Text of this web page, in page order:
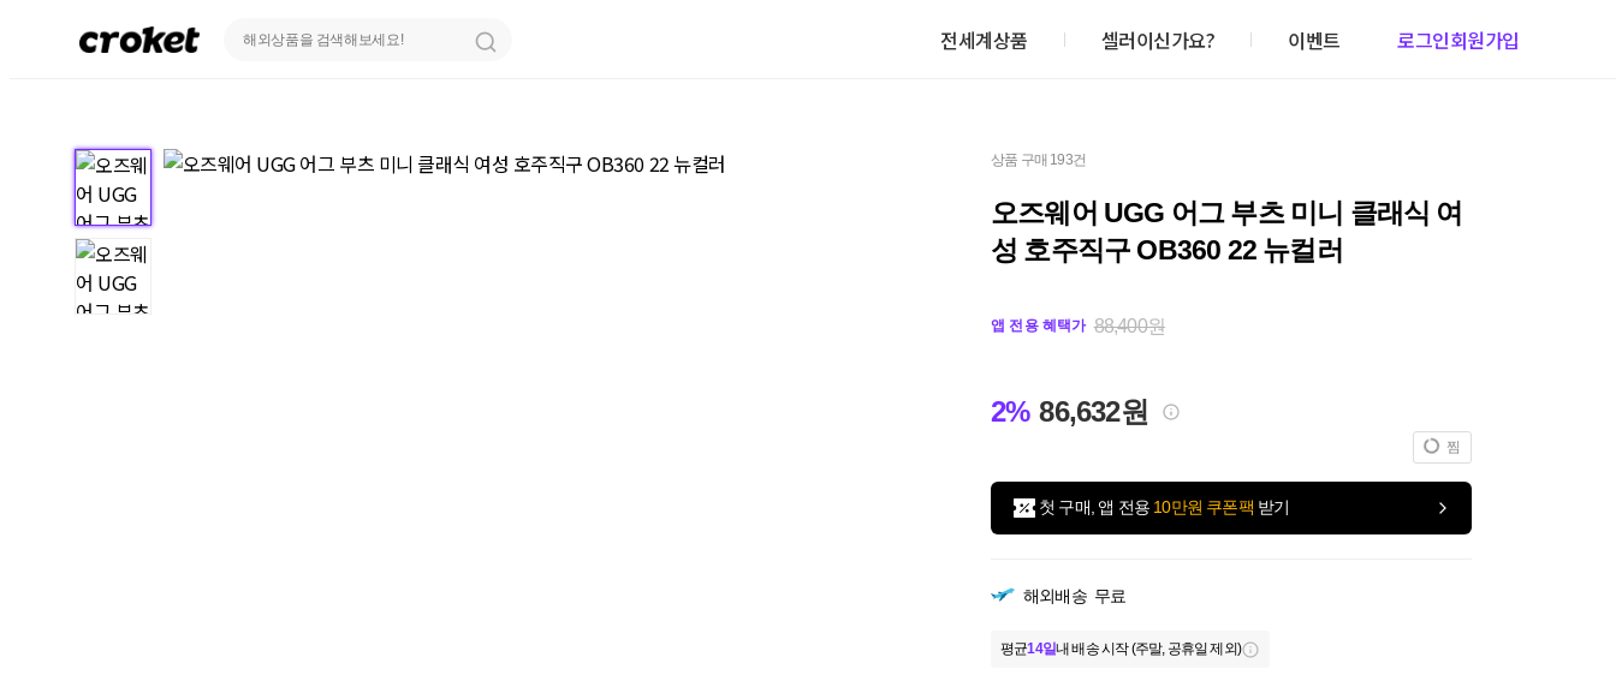
전세계상품 셀러이신가요? 이벤트 로그인회원가입
상품 구매 193건
오즈웨어 UGG 어그 부츠 미니 클래식 여
성 호주직구 OB360 22 뉴컬러
앱 전용 혜택가 88,400원
2% 86,632원
찜
첫 구매, 앱 전용 10만원 쿠폰팩 받기
해외배송 무료
평균14일내 배송 시작 (주말, 공휴일 제외)